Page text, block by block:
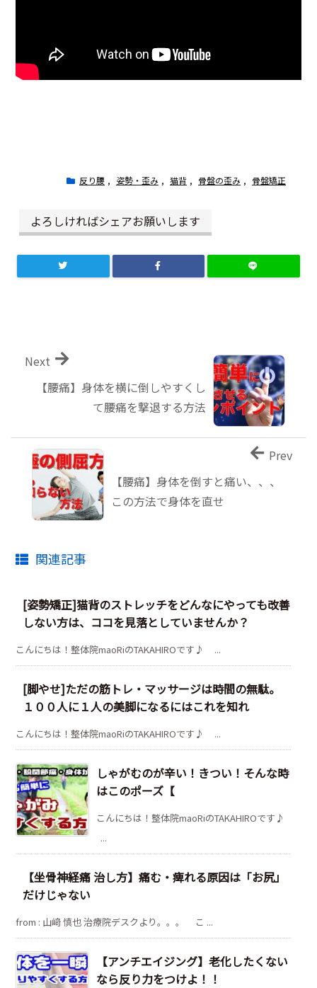
反り腰 , 姿勢・歪み , 猫背 , 骨盤の歪み , 骨盤矯正
よろしければシェアお願いします
【腰痛】身体を横に倒しやすくし
て腰痛を撃退する方法
Next
【腰痛】身体を倒すと痛い、、、
この方法で身体を直せ
Prev
関連記事
[姿勢矯正]猫背のストレッチをどんなにやっても改善
しない方は、ココを見落としていませんか？
こんにちは！整体院maoRiのTAKAHIROです♪ ...
[脚やせ]ただの筋トレ・マッサージは時間の無駄。
１００人に１人の美脚になるにはこれを知れ
こんにちは！整体院maoRiのTAKAHIROです♪ ...
しゃがむのが辛い！きつい！そんな時
はこのポーズ【
こんにちは！整体院maoRiのTAKAHIROです♪
...
【坐骨神経痛 治し方】痛む・痺れる原因は「お尻」
だけじゃない
from : 山﨑 慎也 治療院デスクより。。。 こ ...
【アンチエイジング】老化したくない
なら反り力をつけよ！！